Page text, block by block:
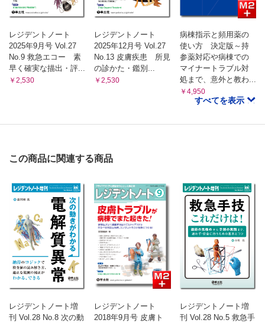
レジデントノート
2025年9月号 Vol.27
No.9 救急エコー 素
早く確実な描出・評...
￥2,530
レジデントノート
2025年12月号 Vol.27
No.13 皮膚疾患 所見
の診かた・鑑別...
￥2,530
病棟指示と頻用薬の
使い方 決定版～持
参薬対応や病棟での
マイナートラブル対
処まで、意外と教わ...
￥4,950
すべてを表示
この商品に関連する商品
レジデントノート増
刊 Vol.28 No.8 次の動
レジデントノート
2018年9月号 皮膚ト
レジデントノート増
刊 Vol.28 No.5 救急手